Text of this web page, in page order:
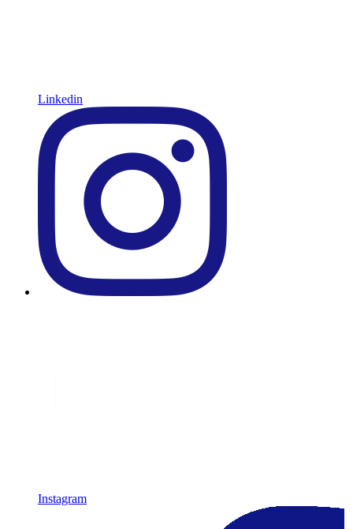
Linkedin
Instagram